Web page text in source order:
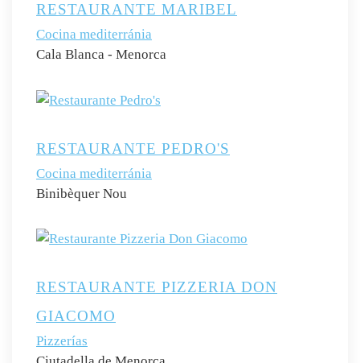
RESTAURANTE MARIBEL
Cocina mediterránia
Cala Blanca - Menorca
RESTAURANTE PEDRO'S
Cocina mediterránia
Binibèquer Nou
RESTAURANTE PIZZERIA DON
GIACOMO
Pizzerías